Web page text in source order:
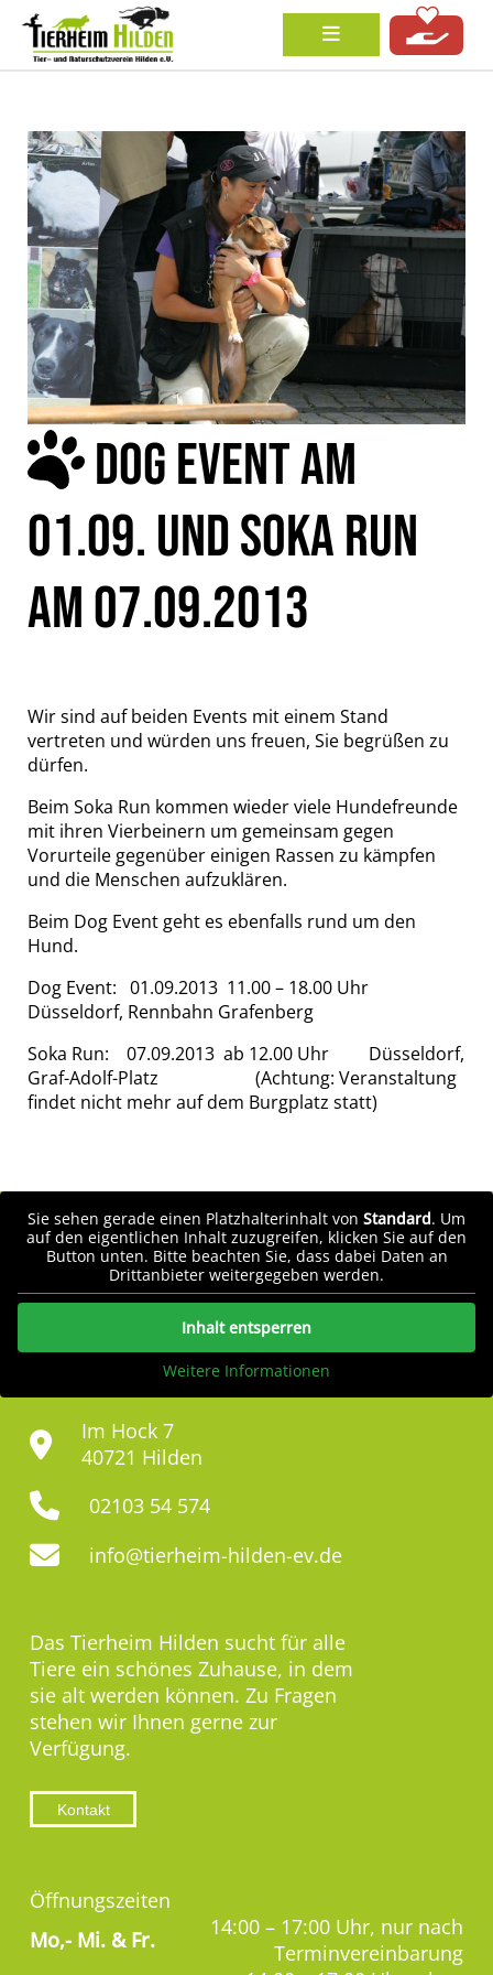
DOG EVENT AM
01.09. UND SOKA RUN
AM 07.09.2013
Wir sind auf beiden Events mit einem Stand
vertreten und würden uns freuen, Sie begrüßen zu
dürfen.
Beim Soka Run kommen wieder viele Hundefreunde
mit ihren Vierbeinern um gemeinsam gegen
Vorurteile gegenüber einigen Rassen zu kämpfen
und die Menschen aufzuklären.
Beim Dog Event geht es ebenfalls rund um den
Hund.
Dog Event: 01.09.2013 11.00 – 18.00 Uhr
Düsseldorf, Rennbahn Grafenberg
Soka Run: 07.09.2013 ab 12.00 Uhr Düsseldorf,
Graf-Adolf-Platz (Achtung: Veranstaltung
findet nicht mehr auf dem Burgplatz statt)
Sie sehen gerade einen Platzhalterinhalt von Standard. Um
auf den eigentlichen Inhalt zuzugreifen, klicken Sie auf den
Button unten. Bitte beachten Sie, dass dabei Daten an
Drittanbieter weitergegeben werden.
Inhalt entsperren
Weitere Informationen
Im Hock 7
40721 Hilden
02103 54 574
info@tierheim-hilden-ev.de
Das Tierheim Hilden sucht für alle
Tiere ein schönes Zuhause, in dem
sie alt werden können. Zu Fragen
stehen wir Ihnen gerne zur
Verfügung.
Kontakt
Öffnungszeiten
Mo,- Mi. & Fr.
14:00 – 17:00 Uhr, nur nach
Terminvereinbarung